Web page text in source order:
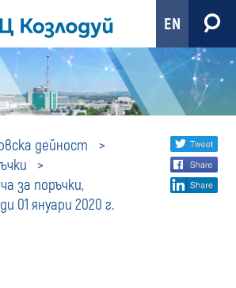
EN
дейност
за поръчки,
01 януари 2020 г.
Профил
на
Share
social